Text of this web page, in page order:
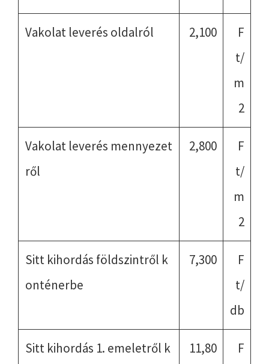
Vakolat leverés oldalról 2,100
F
t/
m
2
Vakolat leverés mennyezet
ről
2,800
F
t/
m
2
Sitt kihordás földszintről k
onténerbe
7,300
F
t/
db
Sitt kihordás 1. emeletről k
11,80
F